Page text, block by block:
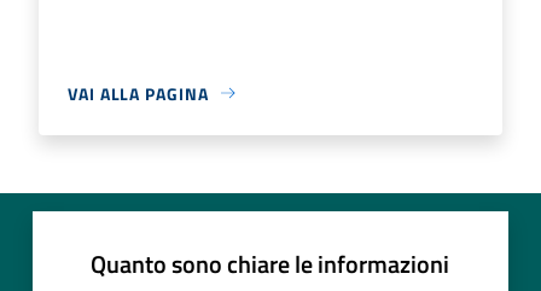
VAI ALLA PAGINA
Quanto sono chiare le informazioni